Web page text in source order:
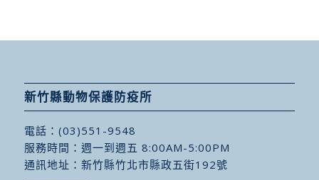
新竹縣動物保護防疫所
電話： (03)551-9548
服務時間：週一到週五 8:00AM-5:00PM
通訊地址： 新竹縣竹北市縣政五街192號